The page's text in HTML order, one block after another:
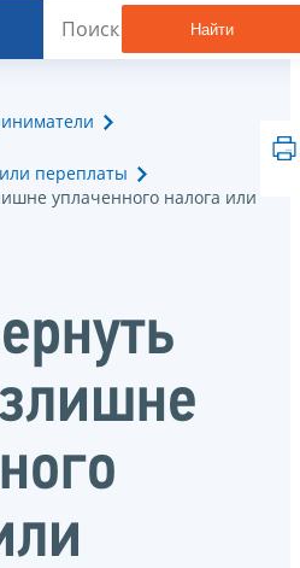
Найти
переплаты
уплаченного налога или